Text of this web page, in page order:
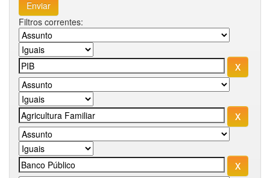
Filtros correntes: